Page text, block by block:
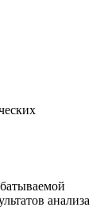
анализа